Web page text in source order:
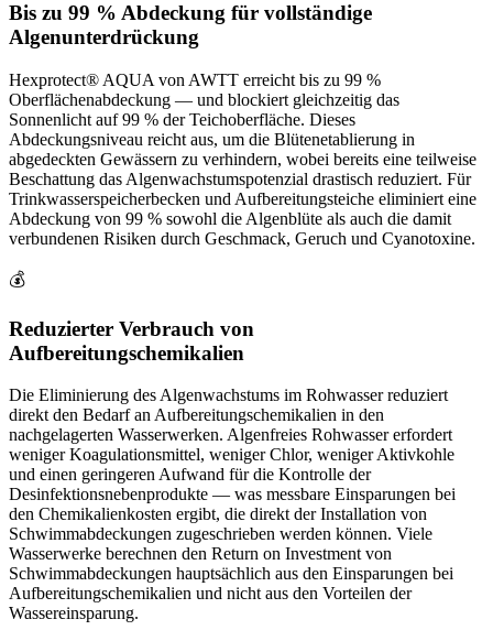
Bis zu 99 % Abdeckung für vollständige
Algenunterdrückung
Hexprotect® AQUA von AWTT erreicht bis zu 99 %
Oberflächenabdeckung — und blockiert gleichzeitig das
Sonnenlicht auf 99 % der Teichoberfläche. Dieses
Abdeckungsniveau reicht aus, um die Blütenetablierung in
abgedeckten Gewässern zu verhindern, wobei bereits eine teilweise
Beschattung das Algenwachstumspotenzial drastisch reduziert. Für
Trinkwasserspeicherbecken und Aufbereitungsteiche eliminiert eine
Abdeckung von 99 % sowohl die Algenblüte als auch die damit
verbundenen Risiken durch Geschmack, Geruch und Cyanotoxine.
💰
Reduzierter Verbrauch von
Aufbereitungschemikalien
Die Eliminierung des Algenwachstums im Rohwasser reduziert
direkt den Bedarf an Aufbereitungschemikalien in den
nachgelagerten Wasserwerken. Algenfreies Rohwasser erfordert
weniger Koagulationsmittel, weniger Chlor, weniger Aktivkohle
und einen geringeren Aufwand für die Kontrolle der
Desinfektionsnebenprodukte — was messbare Einsparungen bei
den Chemikalienkosten ergibt, die direkt der Installation von
Schwimmabdeckungen zugeschrieben werden können. Viele
Wasserwerke berechnen den Return on Investment von
Schwimmabdeckungen hauptsächlich aus den Einsparungen bei
Aufbereitungschemikalien und nicht aus den Vorteilen der
Wassereinsparung.